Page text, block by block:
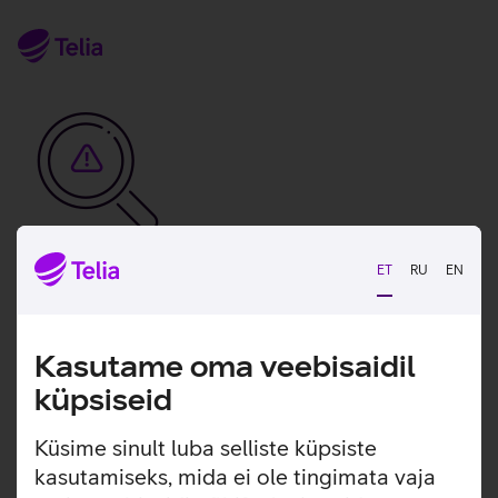
ET RU EN
Kasutame oma veebisaidil
küpsiseid
Küsime sinult luba selliste küpsiste
kasutamiseks, mida ei ole tingimata vaja
Vabandame, tekkis
tx:undefined:ut:null
Seni saad meiega ühendust klienditeeninduse
numbril.